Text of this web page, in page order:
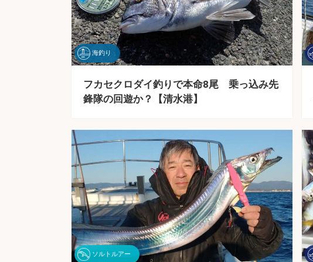
海釣り
フカセクロダイ釣りで本命8尾 乗っ込み先
鋒隊の回遊か？【清水港】
ソルトルアー